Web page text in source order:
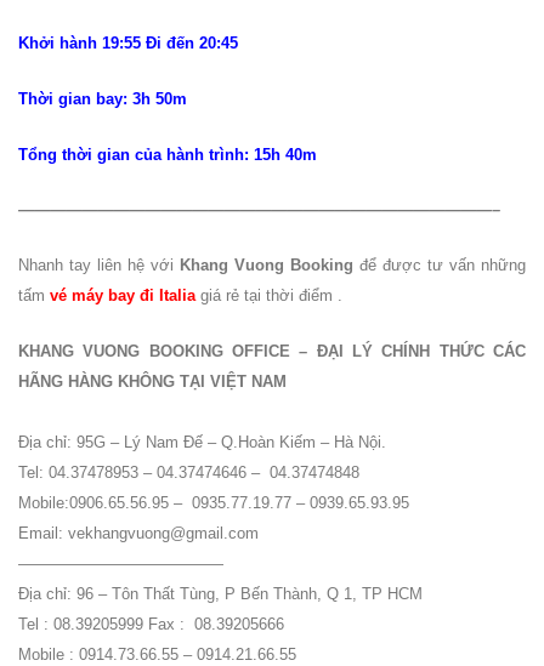
Khởi hành 19:55 Đi đến 20:45
Thời gian bay: 3h 50m
Tổng thời gian của hành trình: 15h 40m
——————————————————————————————–
Nhanh tay liên hệ với Khang Vuong Booking để được tư vấn những
tấm vé máy bay đi Italia giá rẻ tại thời điểm .
KHANG VUONG BOOKING OFFICE – ĐẠI LÝ CHÍNH THỨC CÁC
HÃNG HÀNG KHÔNG TẠI VIỆT NAM
Địa chỉ: 95G – Lý Nam Đế – Q.Hoàn Kiếm – Hà Nội.
Tel: 04.37478953 – 04.37474646 – 04.37474848
Mobile:0906.65.56.95 – 0935.77.19.77 – 0939.65.93.95
Email: vekhangvuong@gmail.com
—————————————
Địa chỉ: 96 – Tôn Thất Tùng, P Bến Thành, Q 1, TP HCM
Tel : 08.39205999 Fax : 08.39205666
Mobile : 0914.73.66.55 – 0914.21.66.55